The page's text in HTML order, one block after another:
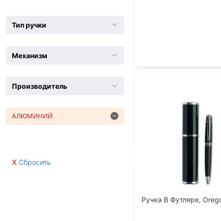
Тип ручки
Механизм
Производитель
АЛЮМИНИЙ
Сбросить
Ручка В Футляре,